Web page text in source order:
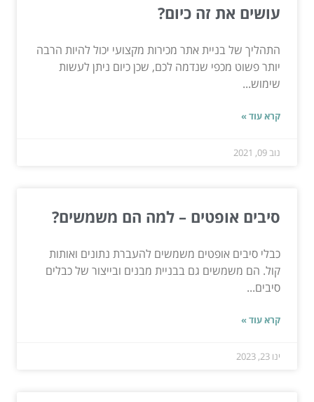
עושים את זה כיום?
התהליך של בניית אתר מכירות מקצועי יכול להיות הרבה
יותר פשוט מכפי שנדמה לכם, שכן כיום ניתן לעשות
שימוש...
קרא עוד »
נוב 09, 2021
סיבים אופטים – למה הם משמשים?
כבלי סיבים אופטים משמשים להעברת נתונים ואותות
קול. הם משמשים גם בבניית מבנים ובייצור של כבלים
סיבים...
קרא עוד »
ינו 23, 2023